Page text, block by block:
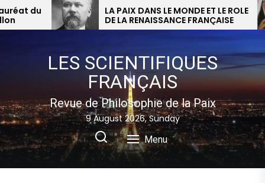
Skip
to
du
LA PAIX DANS LE MONDE ET LE ROLE
DE LA RENAISSANCE FRANÇAISE
LES SCIENTIFIQUES
FRANÇAIS
Revue de Philosophie de la Paix
9 August 2026, Sunday
Menu